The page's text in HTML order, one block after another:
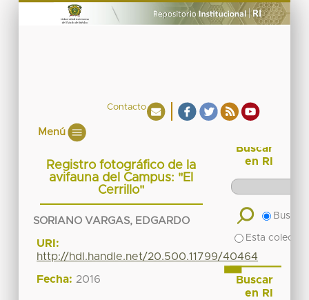
Contacto
Menú
Registro fotográfico de la
avifauna del Campus: "El
Cerrillo"
SORIANO VARGAS, EDGARDO
URI:
http://hdl.handle.net/20.500.11799/40464
Fecha: 2016
Buscar
en RI
Buscar
Esta
Buscar
en RI